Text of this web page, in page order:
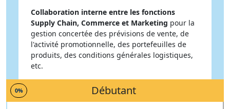
Collaboration interne entre les fonctions
Supply Chain, Commerce et Marketing pour la
gestion concertée des prévisions de vente, de
l'activité promotionnelle, des portefeuilles de
produits, des conditions générales logistiques,
etc.
0% Débutant